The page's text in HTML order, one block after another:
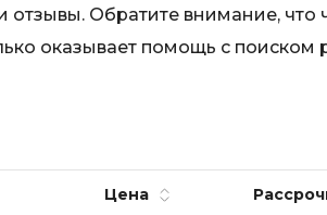
отзывы. Обратите внимание, что
оказывает помощь с поиском
Цена